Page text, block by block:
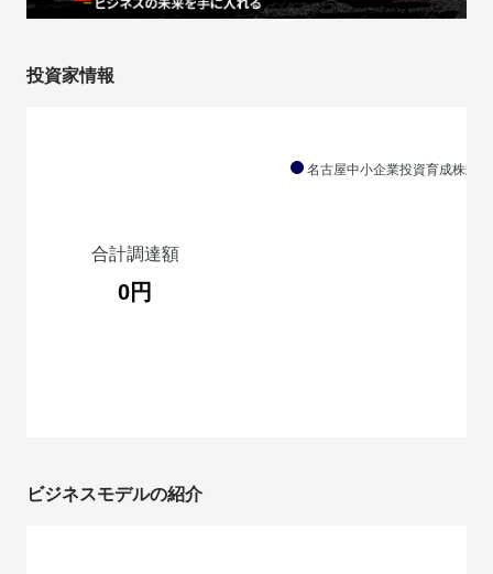
投資家情報
名古屋中小企業投資育成株式
合計調達額
0円
ビジネスモデルの紹介